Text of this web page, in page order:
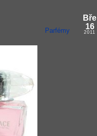
Parfémy
Bře
16
2011